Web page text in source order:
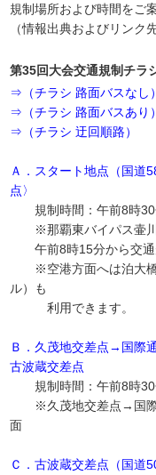
規制場所および時間をご
（情報出典およびリンク
第35回大会交通規制チラ
⇒（チラシ 路面バスなし）
⇒（チラシ 路面バスあり）
⇒（チラシ 迂回順路）
Ａ．スタート地点（国道
点〉
規制時間：午前8時30
※那覇東バイパス壷川
午前8時15分から交通
※空港方面へは泊大橋
ル）も
利用できます。
Ｂ．久茂地交差点→国際
古波蔵交差点
規制時間：午前8時30
※久茂地交差点→国際
面
Ｃ．古波蔵交差点（国